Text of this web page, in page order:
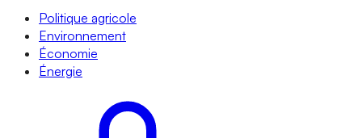
Politique agricole
Environnement
Économie
Énergie